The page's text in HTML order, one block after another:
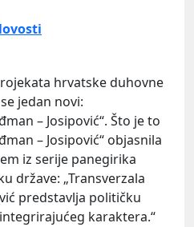
hrvatske duhovne
jedan novi:
– Josipović“. Što je to
– Josipović“ objasnila
iz serije panegirika
države: „Transverzala
predstavlja političku
karaktera.“